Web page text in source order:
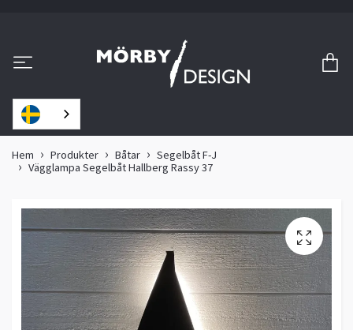
Hem Produkter Båtar
Segelbåt F-J
Vägglampa Segelbåt Hallberg Rassy 37